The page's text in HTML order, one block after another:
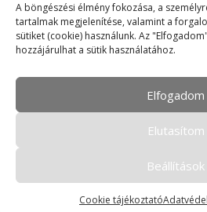
A böngészési élmény fokozása, a
tartalmak megjelenítése, valamint a
sütiket (cookie) használunk. Az
hozzájárulhat a sütik használatához.
Elfogadom
Elutasítom
Beállítások
Cookie tájékoztató
Önvédelmi Bolt – Főoldal
Adatvédelmi tájékoztató
Cookie Policy
Minden jog fenntartva. © 2016-2026 Tokver Kft.-